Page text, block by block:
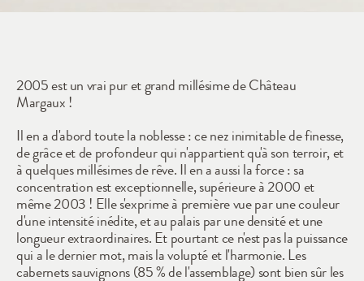
2005
2005 est un vrai pur et grand millésime de Château
Margaux !
Il en a d'abord toute la noblesse : ce nez inimitable de finesse,
de grâce et de profondeur qui n'appartient qu'à son terroir, et
à quelques millésimes de rêve. Il en a aussi la force : sa
concentration est exceptionnelle, supérieure à 2000 et
même 2003 ! Elle s'exprime à première vue par une couleur
d'une intensité inédite, et au palais par une densité et une
longueur extraordinaires. Et pourtant ce n'est pas la puissance
qui a le dernier mot, mais la volupté et l'harmonie. Les
cabernets sauvignons (85 % de l'assemblage) sont bien sûr les